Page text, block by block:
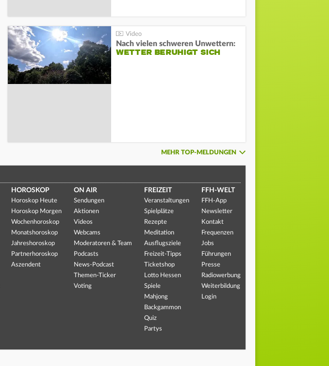
Nach vielen schweren Unwettern:
WETTER BERUHIGT SICH
MEHR TOP-MELDUNGEN
HOROSKOP
Horoskop Heute
Horoskop Morgen
Wochenhoroskop
Monatshoroskop
Jahreshoroskop
Partnerhoroskop
Aszendent
ON AIR
Sendungen
Aktionen
Videos
Webcams
Moderatoren & Team
Podcasts
News-Podcast
Themen-Ticker
Voting
FREIZEIT
Veranstaltungen
Spielplätze
Rezepte
Meditation
Ausflugsziele
Freizeit-Tipps
Ticketshop
Lotto Hessen
Spiele
Mahjong
Backgammon
Quiz
Partys
FFH-WELT
FFH-App
Newsletter
Kontakt
Frequenzen
Jobs
Führungen
Presse
Radiowerbung
Weiterbildung
Login